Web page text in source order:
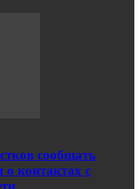
сообщать
о контактах с